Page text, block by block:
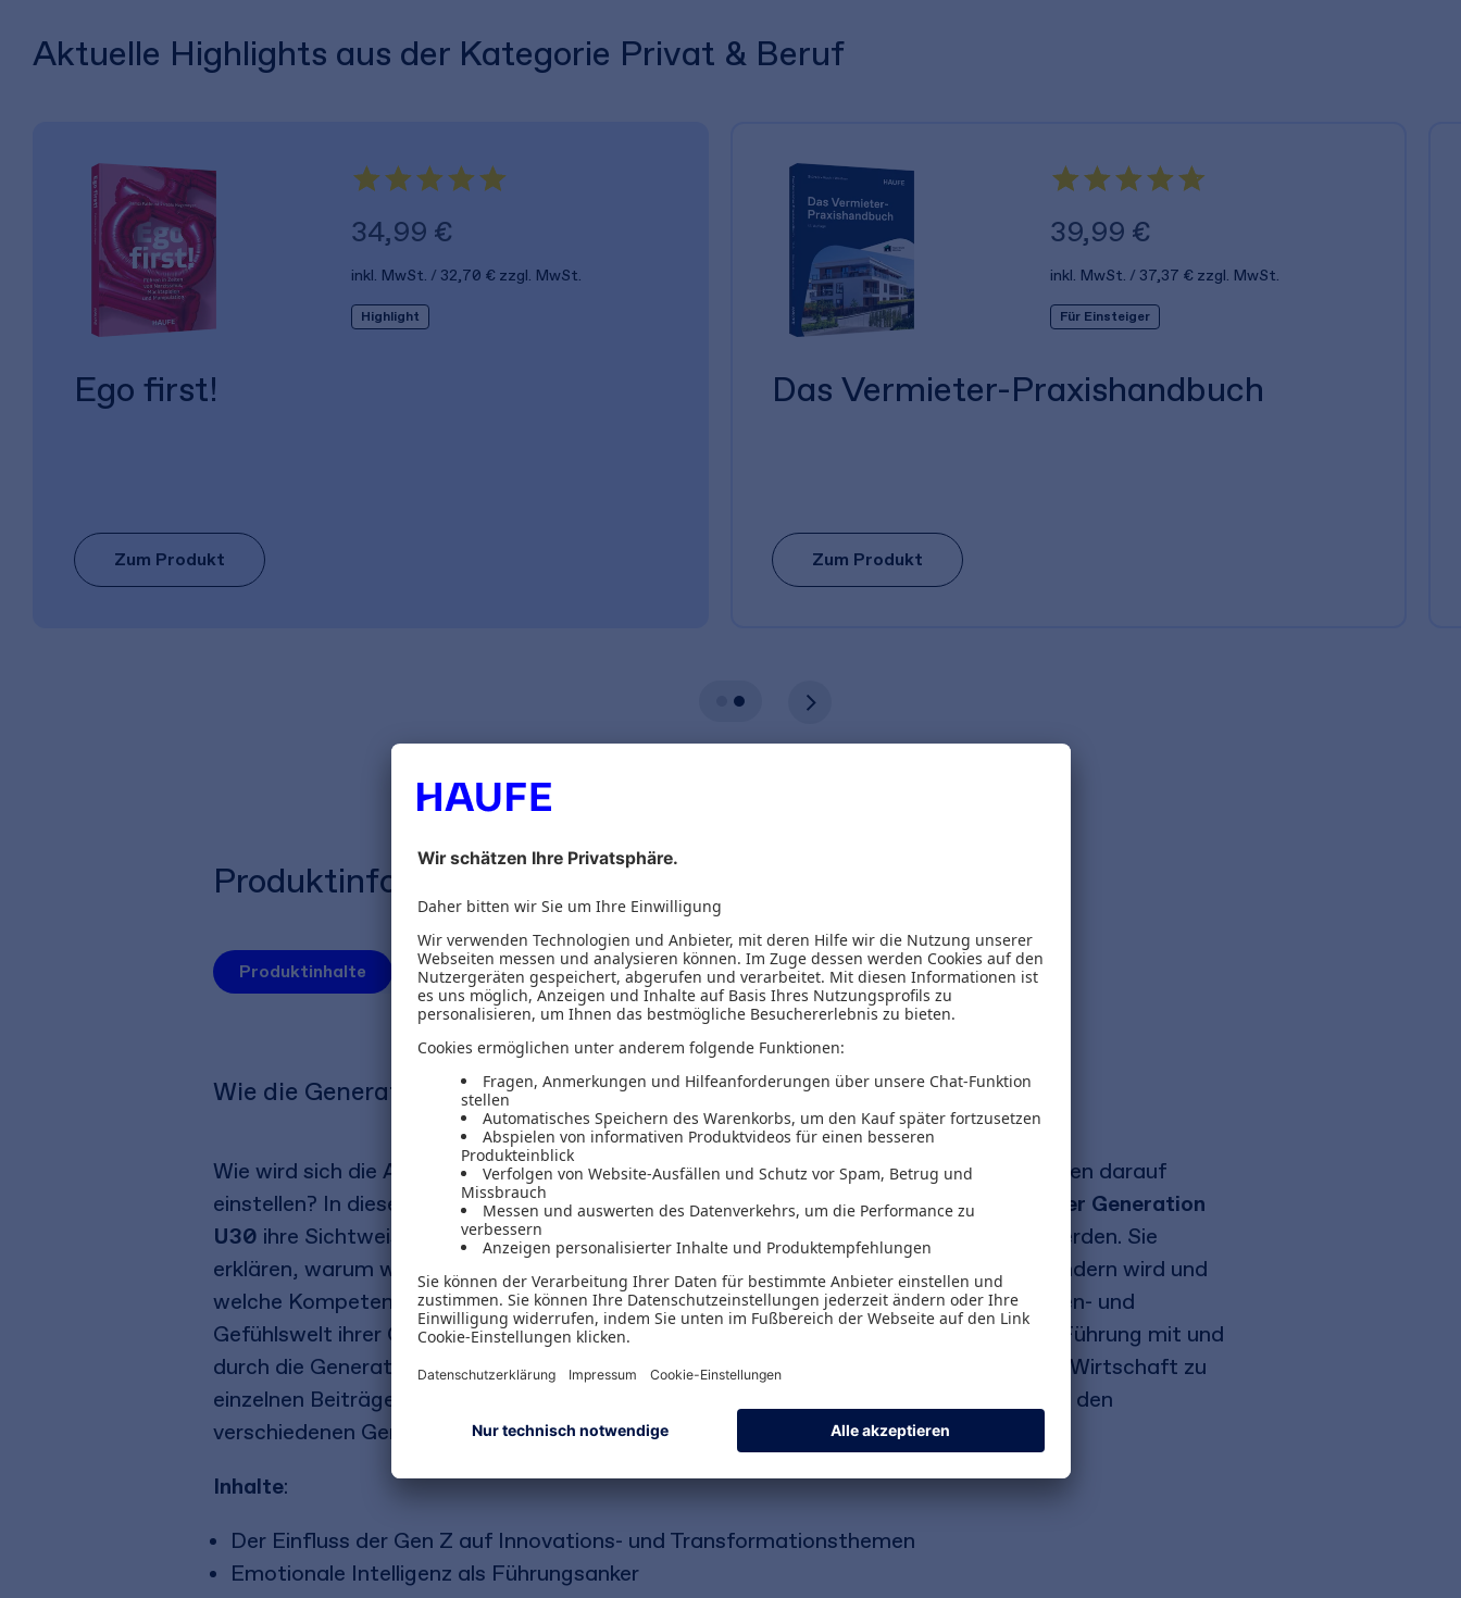
Aktuelle Highlights aus der Kategorie Privat & Beruf
34,99 €
inkl. MwSt. 32,70 € zzgl. MwSt.
Highlight
Ego first!
Zum Produkt
39,99 €
inkl. MwSt. 37,37 € zzgl. MwSt.
Für Einsteiger
Das Vermieter-Praxishandbuch
Zum Produkt
Produktinformationen
Produktinhalte Herausgeber Inhaltsverzeichnis
Wie die Generation U30 auf das Jahr 2035 blickt
Wie wird sich die Arbeitswelt der Zukunft entwickeln und wie können sich Organisationen darauf
einstellen? In diesem Herausgeberwerk von Zoe Nogai beschreibenVordenker:innen der Generation
U30 ihre Sichtweise auf die Arbeitswelt von 2035, die sie maßgeblich mitgestalten werden. Sie
erklären, warum wir eine neue Zeitrechnung brauchen, wie sich der Arbeitsmarkt verändern wird und
welche Kompetenzen in Zukunft gefragt sind. Dabei geben sie Einblicke in die Gedanken- und
Gefühlswelt ihrer Generation zu Arbeit, Karriere und Werten und beleuchten, wie sich Führung mit und
durch die Generation Z verändern wird. „Gegenstimmen“ von Persönlichkeiten aus der Wirtschaft zu
einzelnen Beiträgen verdeutlichen dabei Gemeinsamkeiten und Unterschiede zwischen den
verschiedenen Generationen am Arbeitsmarkt.
Inhalte:
Der Einfluss der Gen Z auf Innovations- und Transformationsthemen
Emotionale Intelligenz als Führungsanker